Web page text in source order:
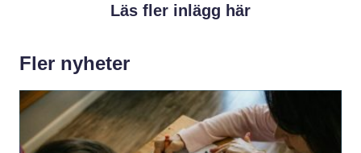
Läs fler inlägg här
Fler nyheter